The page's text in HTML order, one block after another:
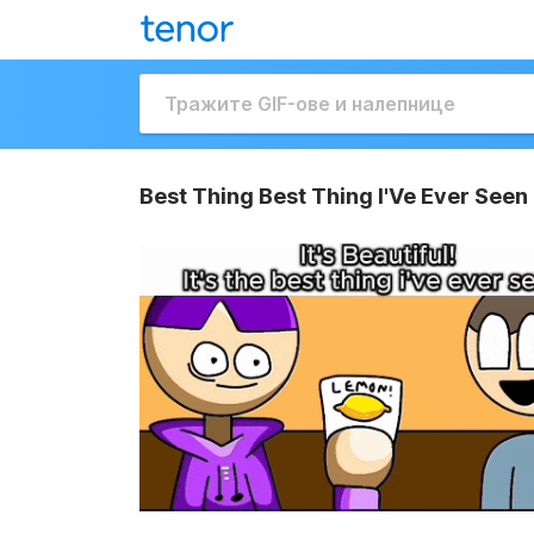
Best Thing Best Thing I'Ve Ever Seen